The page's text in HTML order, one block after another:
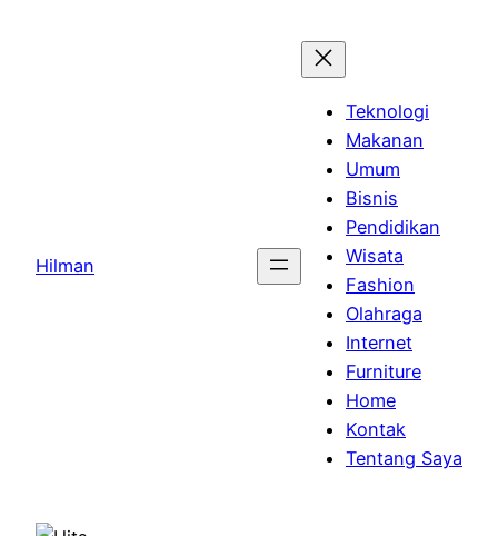
Hilman
Teknologi
Makanan
Umum
Bisnis
Pendidikan
Wisata
Fashion
Olahraga
Internet
Furniture
Home
Kontak
Tentang Saya